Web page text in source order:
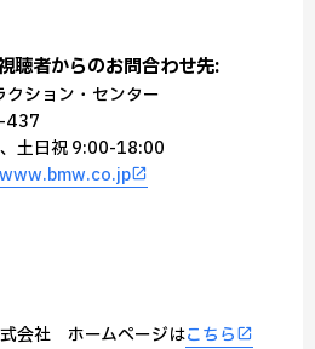
聴者からのお問合わせ先:
ション・センター
437
土日祝 9:00-18:00
会社 ホームページはこちら